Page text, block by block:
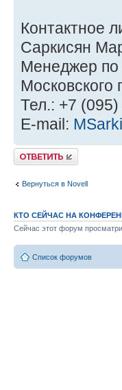
Контактное
Саркисян
Менеджер по
Московского
Тел.: +7
E-mail:
Ответить
Вернуться в Novell
КТО СЕЙЧАС НА
Сейчас этот форум
Список форумов